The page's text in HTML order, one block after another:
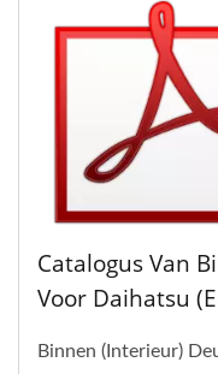
Catalogus Van
Voor Daihatsu
Binnen (Interieur)